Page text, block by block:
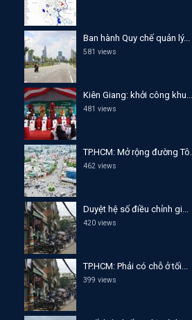
Ban hành Quy chế quản lý...
581 views
Kiên Giang: khởi công khu...
481 views
TP.HCM: Mở rộng đường Tô...
462 views
Duyệt hệ số điều chỉnh gi...
420 views
TP.HCM: Phải có chỗ ở tối...
399 views